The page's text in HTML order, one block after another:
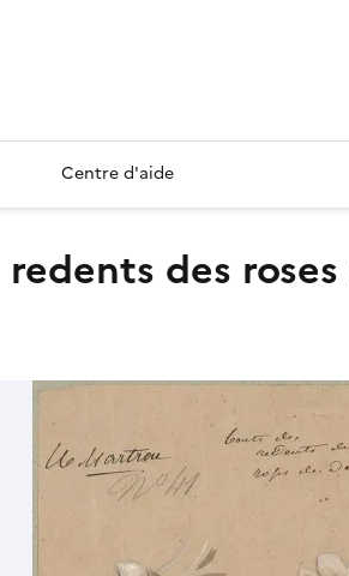
Centre d'aide